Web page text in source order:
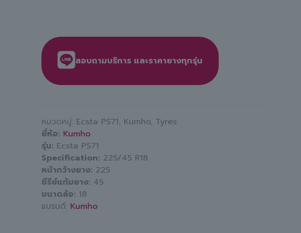
สอบถามบริการ และราคายางทุกรุ่น
หมวดหมู่: Ecsta PS71, Kumho, Tyres
ยี่ห้อ Kumho
รุ่น Ecsta PS71
Specification 225/45 R18
หน้ากว้างยาง 225
ซีรีย์แก้มยาง 45
ขนาดล้อ 18
แบรนด์: Kumho